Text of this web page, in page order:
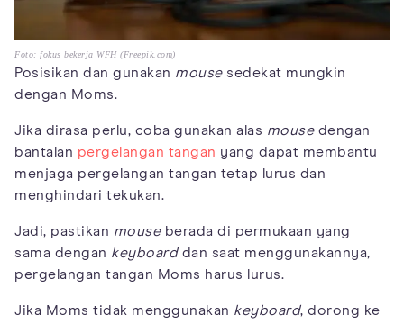
Foto: fokus bekerja WFH (Freepik.com)
Posisikan dan gunakan mousesedekat mungkin
dengan Moms.
Jika dirasa perlu, coba gunakan alas mousedengan
bantalan pergelangan tangan yang dapat membantu
menjaga pergelangan tangan tetap lurus dan
menghindari tekukan.
Jadi, pastikan mouseberada di permukaan yang
sama dengan keyboarddan saat menggunakannya,
pergelangan tangan Moms harus lurus.
Jika Moms tidak menggunakan keyboard, dorong ke